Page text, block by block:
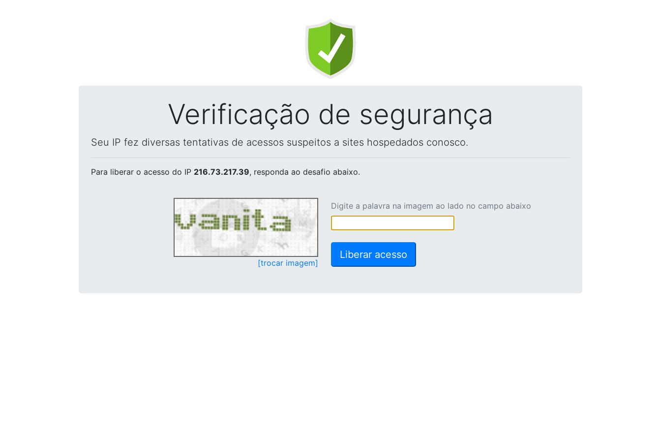
Verificação de segurança
Seu IP fez diversas tentativas de acessos suspeitos a sites hospedados conosco.
Para liberar o acesso do IP 216.73.217.39, responda ao desafio abaixo.
[trocar imagem]
Digite a palavra na imagem ao lado no campo abaixo